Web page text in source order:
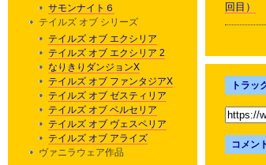
回目）
トラッ
コメン
サモンナイト６
テイルズ オブ シリーズ
テイルズ オブ エクシリア
テイルズ オブ エクシリア 2
なりきりダンジョンX
テイルズ オブ ファンタジアX
テイルズ オブ ゼスティリア
テイルズ オブ ベルセリア
テイルズ オブ ヴェスペリア
テイルズ オブ アライズ
ヴァニラウェア作品